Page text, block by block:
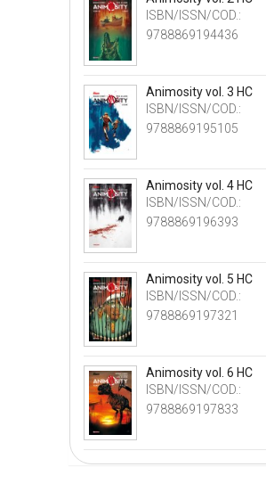
ISBN/ISSN/COD.:
9788869194436
Animosity vol. 3 HC
ISBN/ISSN/COD.:
9788869195105
Animosity vol. 4 HC
ISBN/ISSN/COD.:
9788869196393
Animosity vol. 5 HC
ISBN/ISSN/COD.:
9788869197321
Animosity vol. 6 HC
ISBN/ISSN/COD.:
9788869197833